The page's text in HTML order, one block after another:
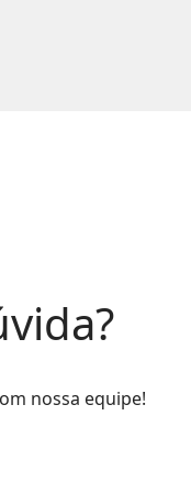
nossa equipe!